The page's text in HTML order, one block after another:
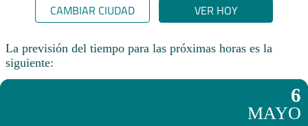
CAMBIAR CIUDAD VER HOY
La previsión del tiempo para las próximas horas es la
siguiente:
6
MAYO